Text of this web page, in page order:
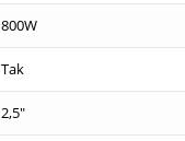
800W
Tak
2,5"